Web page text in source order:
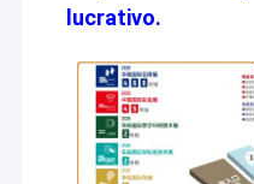
lucrativo.